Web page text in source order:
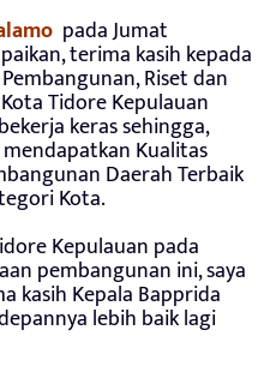
pada Jumat
terima kasih kepada
Riset dan
Tidore Kepulauan
keras sehingga,
Kualitas
Daerah Terbaik
Kota.
Kepulauan pada
pembangunan ini, saya
kasih Kepala Bapprida
lebih baik lagi